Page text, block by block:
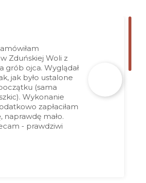
Zduńskiej Woli z
grób ojca. Wyglądał
jak było ustalone
(sama
Wykonanie
zapłaciłam
naprawdę mało.
- prawdziwi